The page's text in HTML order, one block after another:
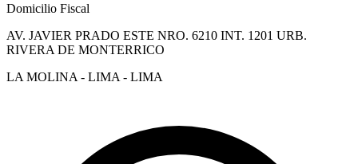
Domicilio Fiscal
AV. JAVIER PRADO ESTE NRO. 6210 INT. 1201 URB.
RIVERA DE MONTERRICO
LA MOLINA - LIMA - LIMA